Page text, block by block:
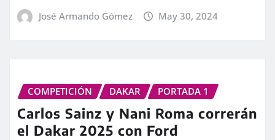
José Armando Gómez May 30, 2024
COMPETICIÓN DAKAR PORTADA 1
Carlos Sainz y Nani Roma correrán
el Dakar 2025 con Ford